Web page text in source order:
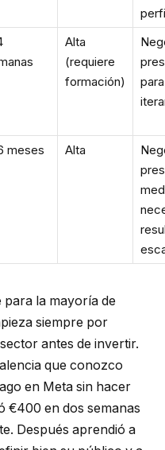
Alta
(requiere
formación)
meses Alta
la mayoría de
siempre por
antes de invertir.
que conozco
en Meta sin hacer
€400 en dos semanas
Después aprendió a